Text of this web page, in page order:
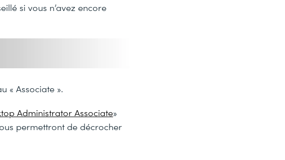
si vous n’avez encore
« Associate ».
Administrator Associate»
permettront de décrocher